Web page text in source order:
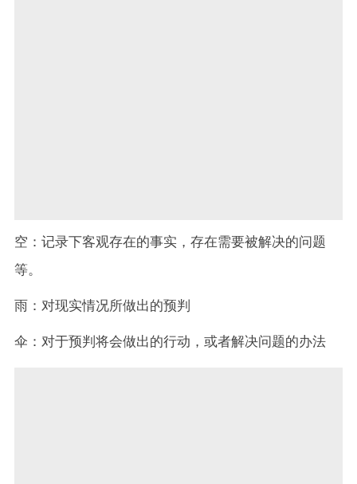
空：记录下客观存在的事实，存在需要被解决的问题
等。
雨：对现实情况所做出的预判
伞：对于预判将会做出的行动，或者解决问题的办法